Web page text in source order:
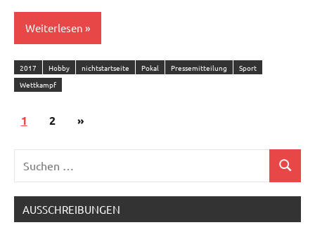
Weiterlesen
2017 Hobby nichtstartseite Pokal Pressemitteilung
Sport
Wettkampf
Seitennummerierung
Beiträge
1 2
Nächste
»
Suchen
AUSSCHREIBUNGEN